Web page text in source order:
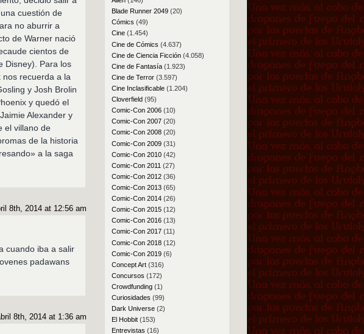
cuestión de
no aburrir a
de Warner nació
cientos de
Disney). Para los
nos recuerda a la
y Josh Brolin
y quedó el
Alexander y
el villano de
de la historia
a la saga
8th, 2014 at 12:56 am
cuando iba a salir
padawans
8th, 2014 at 1:36 am
Blade Runner 2049(20)
Cómics (49)
Cine(1.454)
Cine de Cómics (4.637)
Cine de Ciencia Ficción(4.058)
Cine de Fantasía(1.923)
Cine de Terror(3.597)
Cine Inclasificable(1.204)
Cloverfield(95)
Comic-Con 2006(10)
Comic-Con 2007(20)
Comic-Con 2008(20)
Comic-Con 2009(31)
Comic-Con 2010(42)
Comic-Con 2011 (27)
Comic-Con 2012(36)
Comic-Con 2013(65)
Comic-Con 2014(26)
Comic-Con 2015(12)
Comic-Con 2016(13)
Comic-Con 2017(11)
Comic-Con 2018(12)
Comic-Con 2019(6)
Concept Art(316)
Concursos (172)
Crowdfunding(1)
Curiosidades (99)
Dark Universe(2)
El Hobbit(153)
Entrevistas (16)